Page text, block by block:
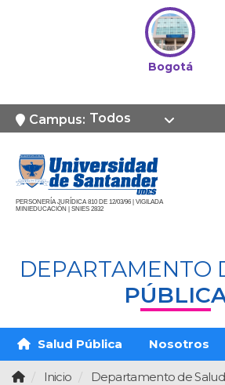
Bogotá
Campus: Todos
PERSONERÍA JURÍDICA 810 DE 12/03/96 | VIGILADA
MINIEDUCACIÓN | SNIES 2832
DEPARTAMENTO
Salud Pública Nosotros
Inicio Departamento de